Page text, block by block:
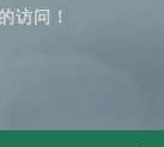
访问！